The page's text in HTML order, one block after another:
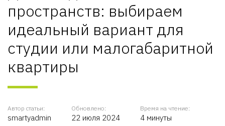
пространств: выбираем
идеальный вариант для
студии или малогабаритной
квартиры
Автор статьи:
smartyadmin
Обновлено:
22 июля 2024
Время на чтение:
4 минуты